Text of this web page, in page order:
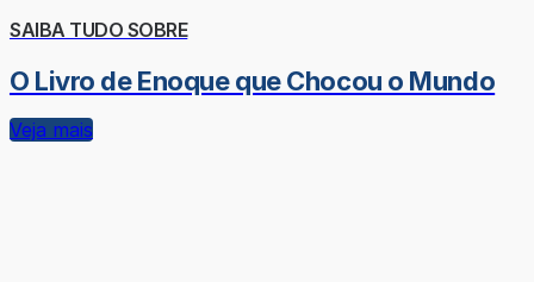
SAIBA TUDO SOBRE
O Livro de Enoque que Chocou o Mundo
Veja mais